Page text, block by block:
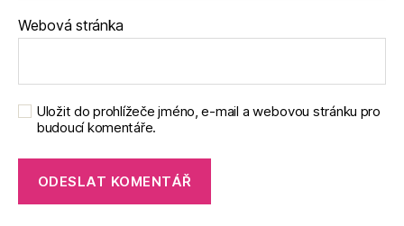
Webová stránka
Uložit do prohlížeče jméno, e-mail a webovou stránku pro
budoucí komentáře.